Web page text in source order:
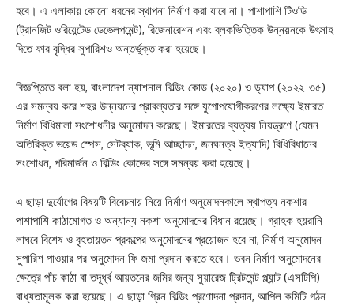
হবে। এ এলাকায় কোনো ধরনের স্থাপনা নির্মাণ করা যাবে না। পাশাপাশি টিওডি
(ট্রানজিট ওরিয়েন্টেড ডেভেলপমেন্ট), রিজেনারেশন এবং ব্লকভিত্তিক উন্নয়নকে উৎসাহ
দিতে ফার বৃদ্ধির সুপারিশও অন্তর্ভুক্ত করা হয়েছে।
বিজ্ঞপ্তিতে বলা হয়, বাংলাদেশ ন্যাশনাল বিল্ডিং কোড (২০২০) ও ড্যাপ (২০২২-৩৫)–
এর সমন্বয় করে শহর উন্নয়নের প্রাবল্যতার সঙ্গে যুগোপযোগীকরণের লক্ষ্যে ইমারত
নির্মাণ বিধিমালা সংশোধনীর অনুমোদন করেছে। ইমারতের ব্যত্যয় নিয়ন্ত্রণে (যেমন
অতিরিক্ত ভয়েড স্পেস, সেটব্যাক, ভূমি আচ্ছাদন, জনঘনত্ব ইত্যাদি) বিধিবিধানের
সংশোধন, পরিমার্জন ও বিল্ডিং কোডের সঙ্গে সমন্বয় করা হয়েছে।
এ ছাড়া দুর্যোগের বিষয়টি বিবেচনায় নিয়ে নির্মাণ অনুমোদনকালে স্থাপত্য নকশার
পাশাপাশি কাঠামোগত ও অন্যান্য নকশা অনুমোদনের বিধান রয়েছে। গ্রাহক হয়রানি
লাঘবে বিশেষ ও বৃহতায়তন প্রকল্পের অনুমোদনের প্রয়োজন হবে না, নির্মাণ অনুমোদন
সুপারিশ পাওয়ার পর অনুমোদন ফি জমা প্রদান করতে হবে। ভবন নির্মাণ অনুমোদনের
ক্ষেত্রে পাঁচ কাঠা বা তদূর্ধ্ব আয়তনের জমির জন্য সুয়ারেজ ট্রিটমেন্ট প্ল্যান্ট (এসটিপি)
বাধ্যতামূলক করা হয়েছে। এ ছাড়া গ্রিন বিল্ডিং প্রণোদনা প্রদান, আপিল কমিটি গঠন